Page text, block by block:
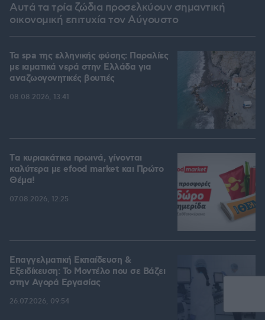
Αυτά τα τρία ζώδια προσελκύουν σημαντική
οικονομική επιτυχία τον Αύγουστο
Τα spa της ελληνικής φύσης: Παραλίες
με ιαματικά νερά στην Ελλάδα για
αναζωογονητικές βουτιές
08.08.2026, 13:41
Tα κυριακάτικα πρωινά, γίνονται
καλύτερα με efood market και Πρώτο
Θέμα!
07.08.2026, 12:25
Επαγγελματική Εκπαίδευση &
Εξειδίκευση: Το Mοντέλο που σε Bάζει
στην Aγορά Eργασίας
26.07.2026, 09:54